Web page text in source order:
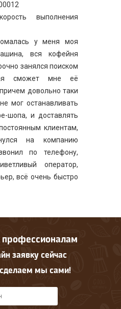
выполнения
у меня моя
вся кофейня
занялся поиском
сможет мне её
довольно таки
мог останавливать
шопа, и доставлять
клиентам,
на компанию
по телефону,
оператор,
всё очень быстро
профессионалам
заявку сейчас
сделаем мы сами!